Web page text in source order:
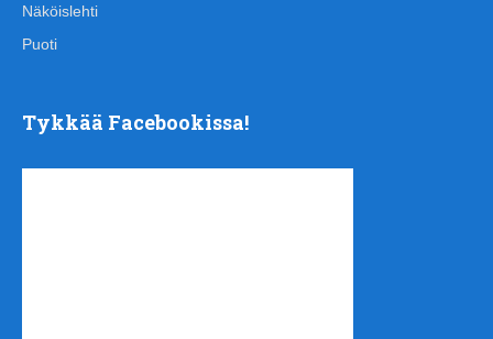
Näköislehti
Puoti
Tykkää Facebookissa!